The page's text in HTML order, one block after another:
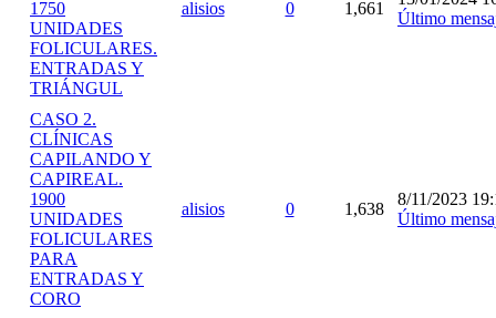
1750
UNIDADES
FOLICULARES.
ENTRADAS Y
TRIÁNGUL
alisios 0 1,661
Último
CASO 2.
CLÍNICAS
CAPILANDO Y
CAPIREAL.
1900
UNIDADES
FOLICULARES
PARA
ENTRADAS Y
CORO
alisios 0 1,638
8/11/2023
Último